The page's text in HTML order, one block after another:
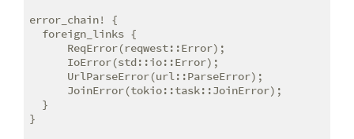
error_chain! {
  foreign_links {
      ReqError(reqwest::Error);
      IoError(std::io::Error);
      UrlParseError(url::ParseError);
      JoinError(tokio::task::JoinError);
  }
}